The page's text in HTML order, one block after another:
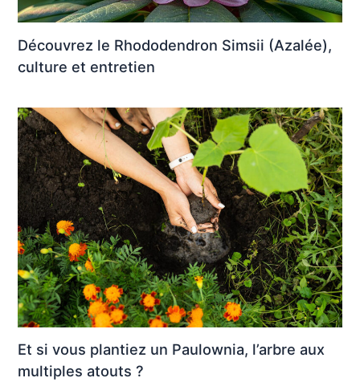
Découvrez le Rhododendron Simsii (Azalée),
culture et entretien
Et si vous plantiez un Paulownia, l’arbre aux
multiples atouts ?